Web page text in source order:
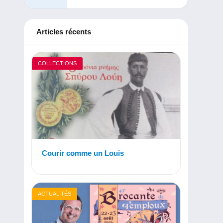
Articles récents
COLLECTIONS
Courir comme un Louis
ACTUALITÉS